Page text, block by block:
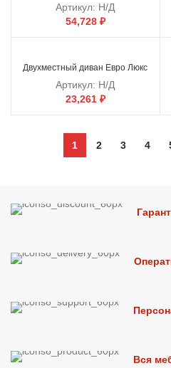
Артикул: Н/Д
54,728 ₽
Двухместный диван Евро Люкс
Артикул: Н/Д
23,261 ₽
1 2 3 4
Вся